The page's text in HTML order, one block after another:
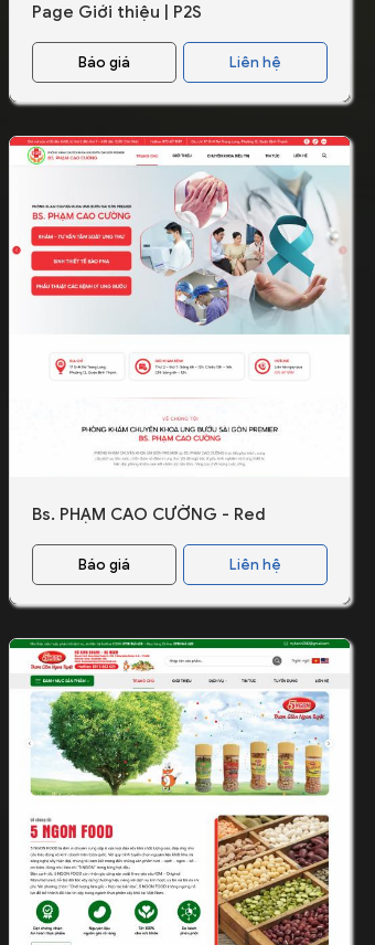
Page Giới thiệu | P2S
Báo giá Liên hệ
Bs. PHẠM CAO CƯỜNG - Red
Báo giá Liên hệ